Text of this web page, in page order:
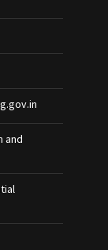
and